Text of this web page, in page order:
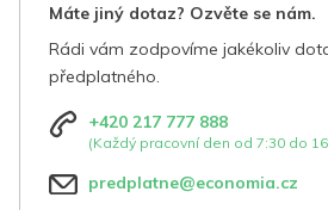
Máte jiný dotaz? Ozvěte se nám.
Rádi vám zodpovíme jakékoliv
předplatného.
+420 217 777 888
(Každý pracovní den od 7:30 do
predplatne@economia.cz